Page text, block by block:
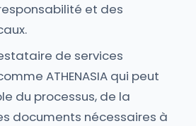
et des
de services
ATHENASIA qui peut
du processus, de la
documents nécessaires à